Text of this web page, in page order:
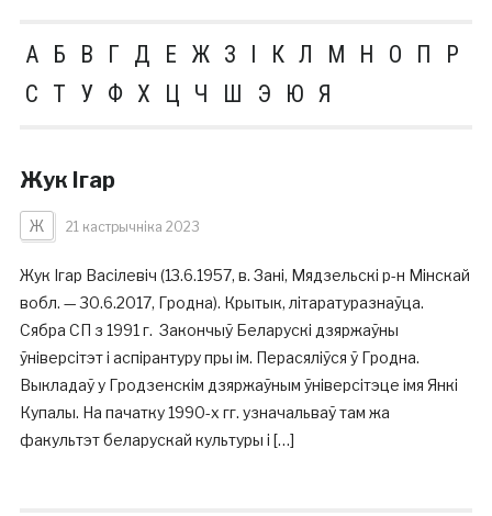
А Б В Г Д Е Ж З І К Л М Н О П
Р
С Т У Ф Х Ц Ч Ш Э Ю Я
Жук Ігар
Ж 21 кастрычніка 2023
Жук Ігар Васілевіч (13.6.1957, в. Зані, Мядзельскі р-н Мінскай
вобл. — 30.6.2017, Гродна). Крытык, літаратуразнаўца.
Сябра СП з 1991 г. Закончыў Беларускі дзяржаўны
ўніверсітэт і аспірантуру пры ім. Перасяліўся ў Гродна.
Выкладаў у Гродзенскім дзяржаўным ўніверсітэце імя Янкі
Купалы. На пачатку 1990-х гг. узначальваў там жа
факультэт беларускай культуры і […]